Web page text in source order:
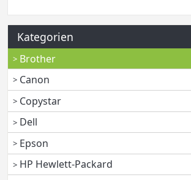
Kategorien
Brother
Canon
Copystar
Dell
Epson
HP Hewlett-Packard